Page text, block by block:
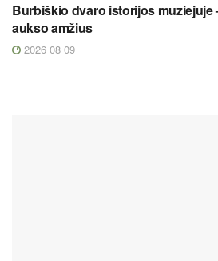
Burbiškio dvaro istorijos muziejuje
aukso amžius
2026 08 09